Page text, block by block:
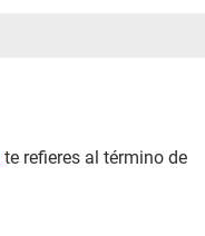
te refieres al término de